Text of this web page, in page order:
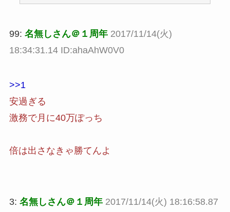
99: 名無しさん＠１周年 2017/11/14(火)
18:34:31.14 ID:ahaAhW0V0
>>1
安過ぎる
激務で月に40万ぽっち
倍は出さなきゃ勝てんよ
3: 名無しさん＠１周年 2017/11/14(火) 18:16:58.87